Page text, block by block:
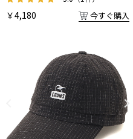
￥4,180 今すぐ購入